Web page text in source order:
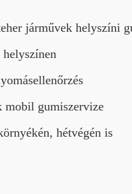
járművek helyszíni
mobil gumiszervize
hétvégén is